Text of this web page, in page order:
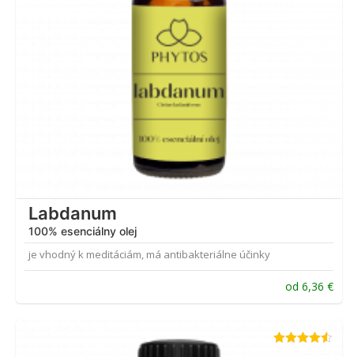
Labdanum
100% esenciálny olej
je vhodný k meditáciám, má antibakteriálne účinky
od 6,36 €